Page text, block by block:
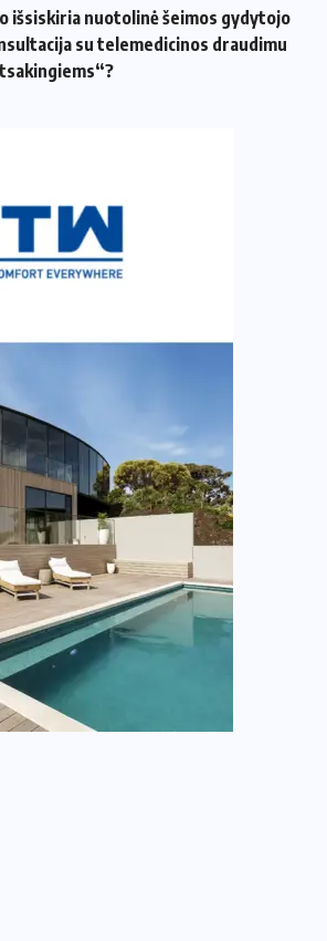
išsiskiria nuotolinė šeimos gydytojo
su telemedicinos draudimu